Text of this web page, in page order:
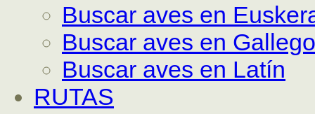
Buscar aves en
Buscar aves en Gallego
Buscar aves en Latín
RUTAS